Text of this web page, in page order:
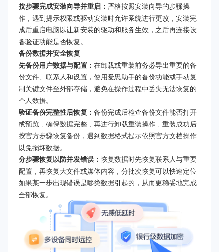
按步骤完成安装向导并重启： 严格按照安装向导的步骤操
作，遇到提示权限或驱动安装时允许系统进行更改，安装完
成后重启电脑以让新安装的驱动和服务生效，之后再连接设
备验证功能是否恢复。
备份数据并安全恢复
先备份用户数据与配置： 在卸载或重装前务必导出重要的备
份文件、联系人和设置，使用爱思助手的备份功能或手动复
制关键文件至外部存储，避免在操作过程中丢失无法恢复的
个人数据。
验证备份完整性后恢复： 备份完成后检查备份文件能否打开
或预览，确保数据完整，再进行卸载重装操作，重装成功后
按官方步骤恢复备份，遇到数据格式提示依照官方文档操作
以免损坏数据。
分步骤恢复以防并发错误：恢复数据时先恢复联系人与重要
配置，再恢复大文件或媒体内容，分批次恢复可以快速定位
如果某一步出现错误是哪类数据引起的，从而更稳妥地完成
全部恢复。